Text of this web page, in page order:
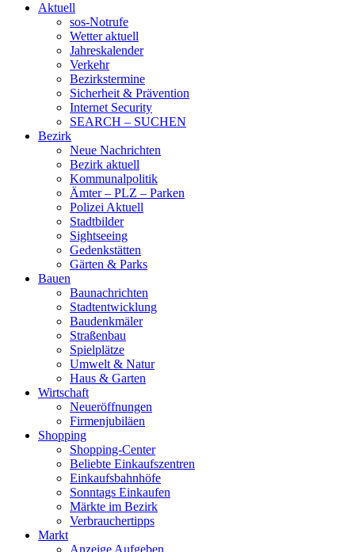
Aktuell
sos-Notrufe
Wetter aktuell
Jahreskalender
Verkehr
Bezirkstermine
Sicherheit & Prävention
Internet Security
SEARCH – SUCHEN
Bezirk
Neue Nachrichten
Bezirk aktuell
Kommunalpolitik
Ämter – PLZ – Parken
Polizei Aktuell
Stadtbilder
Sightseeing
Gedenkstätten
Gärten & Parks
Bauen
Baunachrichten
Stadtentwicklung
Baudenkmäler
Straßenbau
Spielplätze
Umwelt & Natur
Haus & Garten
Wirtschaft
Neueröffnungen
Firmenjubiläen
Shopping
Shopping-Center
Beliebte Einkaufszentren
Einkaufsbahnhöfe
Sonntags Einkaufen
Märkte im Bezirk
Verbrauchertipps
Markt